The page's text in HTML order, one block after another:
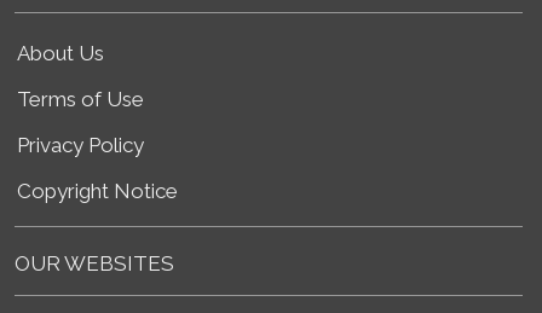
About Us
Terms of Use
Privacy Policy
Copyright Notice
OUR WEBSITES